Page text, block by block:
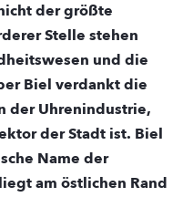
der größte
Stelle stehen
und die
Biel verdankt die
der Uhrenindustrie,
der Stadt ist. Biel
Name der
am östlichen Rand